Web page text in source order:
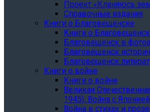
Проект «Кланяюсь
Справочные издания
Книги о Благовещенске
Книги о
Благовещенск в
Благовещенск
Благовещенск
Книги о войне
Книги о войне
Великая
1945). Война с
Война в стихах и прозе